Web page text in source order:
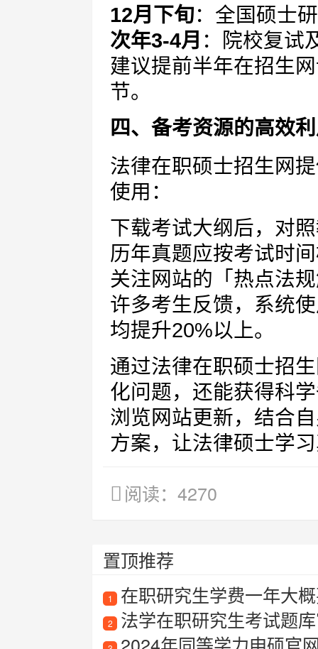
12月下旬：全国硕士
次年3-4月 ：院校复试
建议提前半年在招生
节。
四、备考资源的高效
法律在职硕士招生网
使用：
下载考试大纲后，对
历年真题应按考试时
关注网站的「热点法
许多考生反馈，系统
均提升20%以上。
通过法律在职硕士招
化问题，还能获得科
浏览网站更新，结合
方案，让法律硕士学
阅读：4270
置顶推荐
1 在职研究生学费一年大
2 法学在职研究生考试题